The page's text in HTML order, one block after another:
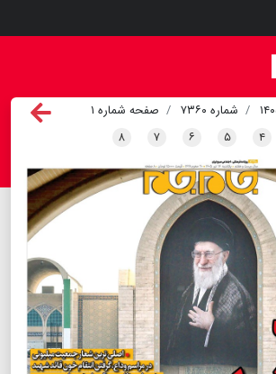
شماره ۷۳۶۰
صفحه شماره ۱
۴ ۵ ۶ ۷ ۸